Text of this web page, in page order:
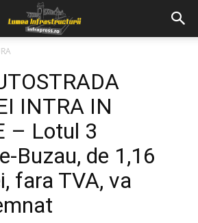
INTRA IN
– Lotul 3
Buzau, de 1,16
fara TVA, va